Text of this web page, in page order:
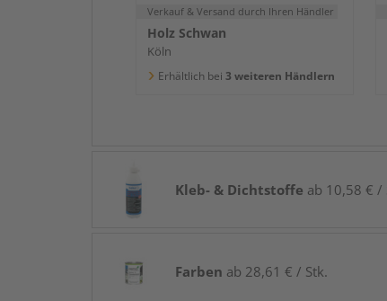
Verkauf & Versand durch Ihren Händler
Holz Schwan
Köln
Erhältlich bei 3 weiteren Händlern
Kleb- & Dichtstoffe ab 10,58 € /
Farben ab 28,61 € / Stk.